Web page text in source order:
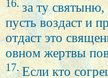
16. за ту
пусть воздаст и
отдаст это
овном жертвы
17.Если кто